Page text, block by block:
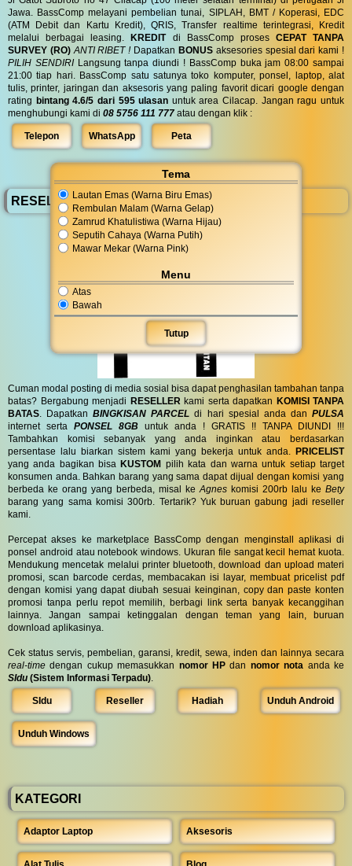
Tema
Lautan Emas (Warna Biru Emas)
Rembulan Malam (Warna Gelap)
Zamrud Khatulistiwa (Warna Hijau)
Seputih Cahaya (Warna Putih)
Mawar Mekar (Warna Pink)
Menu
Atas
Bawah
Tutup
Jawa. BassComp melayani pembelian tunai, SIPLAH, BMT / Koperasi, EDC
(ATM Debit dan Kartu Kredit), QRIS, Transfer realtime terintegrasi, Kredit
melalui berbagai leasing.KREDITdi BassComp proses CEPAT TANPA
SURVEY (RO) ANTI RIBET !Dapatkan BONUSaksesories spesial dari kami !
PILIH SENDIRILangsung tanpa diundi ! BassComp buka jam 08:00 sampai
21:00 tiap hari. BassComp satu satunya toko komputer, ponsel, laptop, alat
tulis, printer, jaringan dan aksesoris yang paling favorit dicari google dengan
rating bintang 4.6/5 dari 595 ulasan untuk area Cilacap. Jangan ragu untuk
menghubungi kami di 08 5756 111 777 atau dengan klik :
Telepon WhatsApp Peta
RESELLER BassComp
Cuman modal posting di media sosial bisa dapat penghasilan tambahan tanpa
batas? Bergabung menjadi RESELLER kami serta dapatkan KOMISI TANPA
BATAS . DapatkanBINGKISAN PARCEL di hari spesial anda danPULSA
internet serta PONSEL 8GB untuk anda ! GRATIS !! TANPA DIUNDI !!!
Tambahkan komisi sebanyak yang anda inginkan atau berdasarkan
persentase lalu biarkan sistem kami yang bekerja untuk anda. PRICELIST
yang anda bagikan bisaKUSTOM pilih kata dan warna untuk setiap target
konsumen anda. Bahkan barang yang sama dapat dijual dengan komisi yang
berbeda ke orang yang berbeda, misal ke Agnes komisi 200rb lalu ke Bety
barang yang sama komisi 300rb. Tertarik? Yuk buruan gabung jadi reseller
kami.
Percepat akses ke marketplace BassComp dengan menginstall aplikasi di
ponsel android atau notebook windows. Ukuran file sangat kecil hemat kuota.
Mendukung mencetak melalui printer bluetooth, download dan upload materi
promosi, scan barcode cerdas, membacakan isi layar, membuat pricelist pdf
dengan komisi yang dapat diubah sesuai keinginan, copy dan paste konten
promosi tanpa perlu repot memilih, berbagi link serta banyak kecanggihan
lainnya. Jangan sampai ketinggalan dengan teman yang lain, buruan
download aplikasinya.
Cek status servis, pembelian, garansi, kredit, sewa, inden dan lainnya secara
real-time dengan cukup memasukkan nomor HP dan nomor nota anda ke
SIdu (Sistem Informasi Terpadu)
SIdu Reseller Hadiah Unduh Android
Unduh Windows
KATEGORI
Adaptor Laptop Aksesoris